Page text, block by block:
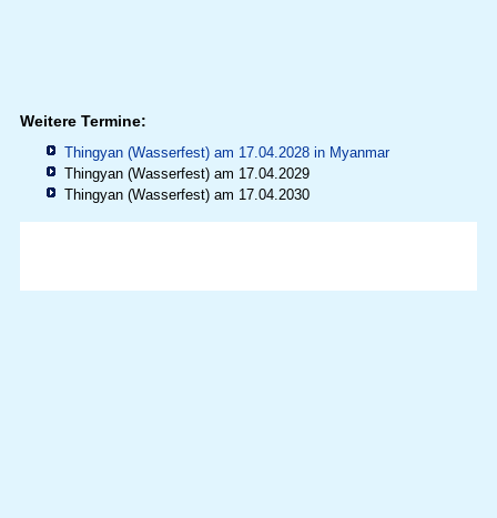
Weitere Termine:
Thingyan (Wasserfest) am 17.04.2028 in Myanmar
Thingyan (Wasserfest) am 17.04.2029
Thingyan (Wasserfest) am 17.04.2030